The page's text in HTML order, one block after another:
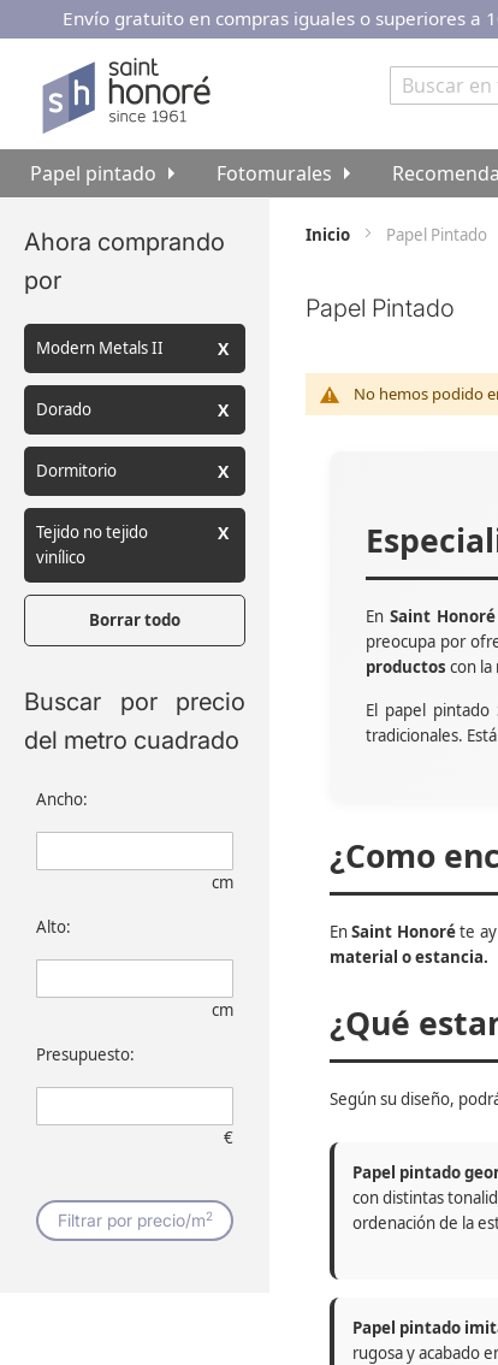
Ir
contenido
Envío gratuito en compras iguales o superiores a
Papel pintado Fotomurales
Inicio Papel Pintado
Papel Pintado
No hemos podido
En Saint
preocupa por
productos con la
El papel
tradicionales.
¿Como
EnSaint Honoréte
material o estancia.
¿Qué
Según su diseño,
Papel pintado
con distintas
ordenación de la
Papel pintado
rugosa y acabado
Buscar por precio
del metro cuadrado
Ancho:
cm
Alto:
cm
Presupuesto:
€
Filtrar por precio/m2
Ahora comprando
por
Modern Metals II
Dorado
Dormitorio
Tejido no tejido
vinílico
Borrar todo